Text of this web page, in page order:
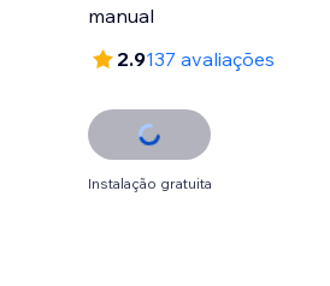
manual
2.9137 avaliações
Instalação gratuita